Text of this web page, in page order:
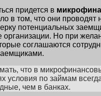
придется в
в том, что они проводят
потенциальных
организации. Но при
соглашаются
что в
условия по займам
чем в банках.